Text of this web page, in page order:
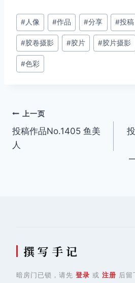
文
章
标
签：
#人像 #作品 #分享 #投稿
#胶卷摄影 #胶片 #胶片摄影
#色彩
文
章
上一页
投稿作品No.1405 鱼美
人
撰 写 手 记
暗房门已锁，请先 登录 或 注册 后留